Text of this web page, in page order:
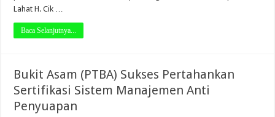
Lahat H. Cik …
Baca Selanjutnya...
Bukit Asam (PTBA) Sukses Pertahankan
Sertifikasi Sistem Manajemen Anti
Penyuapan